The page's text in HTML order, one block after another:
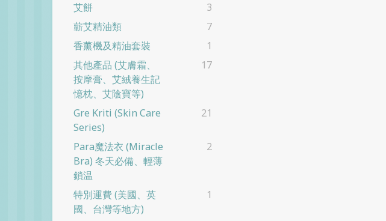
艾餅
3
蘄艾精油類
7
香薰機及精油套裝
1
其他產品 (艾膚霜、
按摩膏、艾絨養生記
憶枕、艾陰寶等)
17
Gre Kriti (skin Care
Series)
21
Para魔法衣 (Miracle
Bra) 冬天必備、輕薄
鎖温
2
特別運費 (美國、英
國、台灣等地方)
1